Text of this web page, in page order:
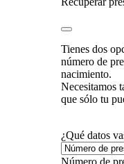
Tienes dos
número de
nacimiento.
Necesitamos
que sólo tu
¿Qué datos
Número de